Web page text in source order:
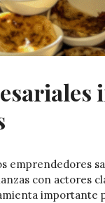
emprendedores
con actores
importante